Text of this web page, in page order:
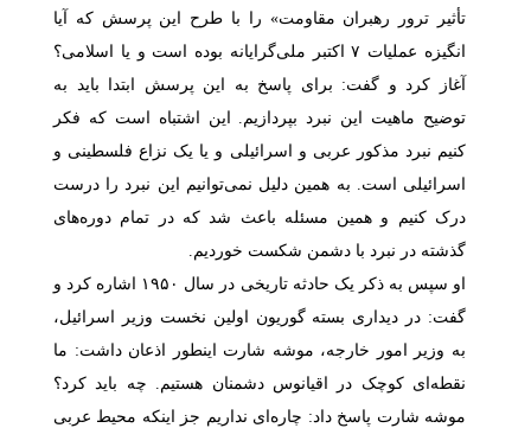
تأثیر ترور رهبران مقاومت» را با طرح این پرسش که آیا
انگیزه عملیات ۷ اکتبر ملی‌گرایانه بوده است و یا اسلامی؟
آغاز کرد و گفت: برای پاسخ به این پرسش ابتدا باید به
توضیح ماهیت این نبرد بپردازیم. این اشتباه است که فکر
کنیم نبرد مذکور عربی و اسرائیلی و یا یک نزاع فلسطینی و
اسرائیلی است. به همین دلیل نمی‌توانیم این نبرد را درست
درک کنیم و همین مسئله باعث شد که در تمام دوره‌های
گذشته در نبرد با دشمن شکست خوردیم.
او سپس به ذکر یک حادثه تاریخی در سال ۱۹۵۰ اشاره کرد و
گفت: در دیداری بسته گوریون اولین نخست وزیر اسرائیل،
به وزیر امور خارجه‌، موشه شارت اینطور اذعان داشت: ما
نقطه‌ای کوچک در اقیانوس دشمنان هستیم. چه باید کرد؟
موشه شارت پاسخ داد: چاره‌ای نداریم جز اینکه محیط عربی